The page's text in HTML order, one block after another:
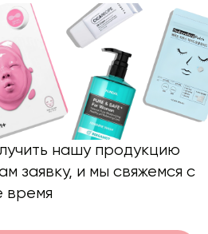
нашу продукцию
заявку, и мы свяжемся с
время